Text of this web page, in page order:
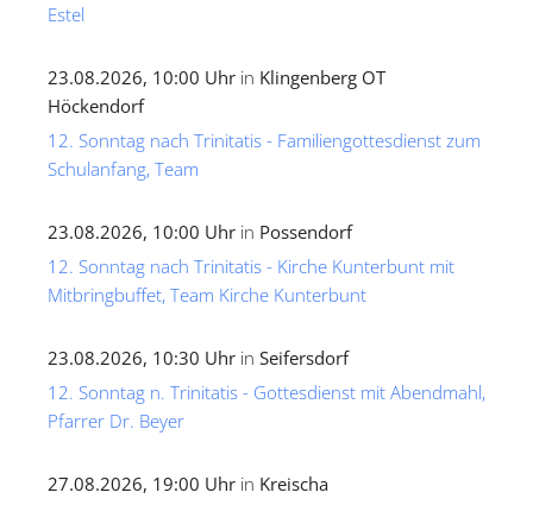
Estel
23.08.2026, 10:00 Uhr in Klingenberg OT
Höckendorf
12. Sonntag nach Trinitatis - Familiengottesdienst zum
Schulanfang, Team
23.08.2026, 10:00 Uhr in Possendorf
12. Sonntag nach Trinitatis - Kirche Kunterbunt mit
Mitbringbuffet, Team Kirche Kunterbunt
23.08.2026, 10:30 Uhr in Seifersdorf
12. Sonntag n. Trinitatis - Gottesdienst mit Abendmahl,
Pfarrer Dr. Beyer
27.08.2026, 19:00 Uhr in Kreischa